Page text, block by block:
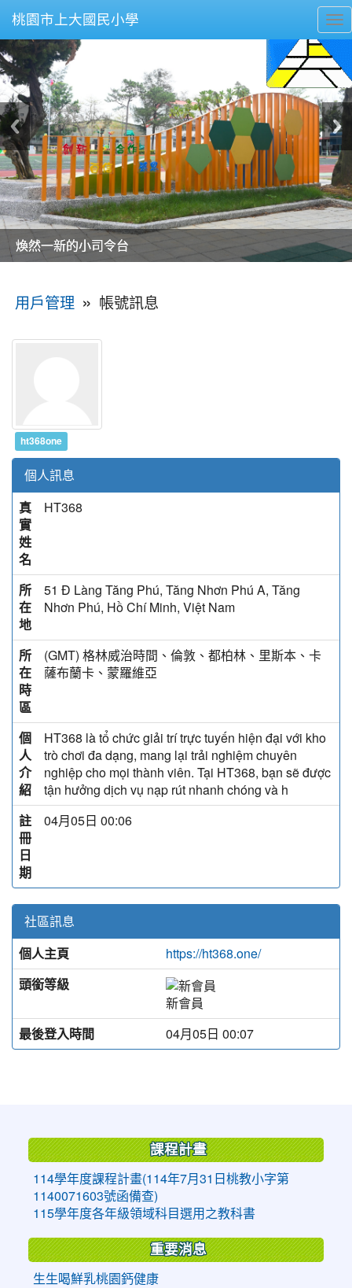
桃園市上大國民小學
美麗的操場是我們活力的來源
美麗的操場是我們活力的來源
煥然一新的小司令台
煥然一新的小司令台
富含桃園埤塘田園風光意象的中廊
富含桃園埤塘田園風光意象的中廊
嶄新的中庭廣場
嶄新的中庭廣場
水生池生生不息
水生池生生不息
用戶管理 » 帳號訊息
ht368one
個人訊息
真
實
姓
名
HT368
所
在
地
51 Đ Làng Tăng Phú, Tăng Nhơn Phú A, Tăng
Nhơn Phú, Hồ Chí Minh, Việt Nam
所
在
時
區
(GMT) 格林威治時間、倫敦、都柏林、里斯本、卡
薩布蘭卡、蒙羅維亞
個
人
介
紹
HT368 là tổ chức giải trí trực tuyến hiện đại với kho
trò chơi đa dạng, mang lại trải nghiệm chuyên
nghiệp cho mọi thành viên. Tại HT368, bạn sẽ được
tận hưởng dịch vụ nạp rút nhanh chóng và h
註
冊
日
期
04月05日 00:06
社區訊息
個人主頁
https://ht368.one/
頭銜等級
新會員
最後登入時間
04月05日 00:07
課程計畫
114學年度課程計畫(114年7月31日桃教小字第
1140071603號函備查)
115學年度各年級領域科目選用之教科書
重要消息
生生喝鮮乳桃園鈣健康